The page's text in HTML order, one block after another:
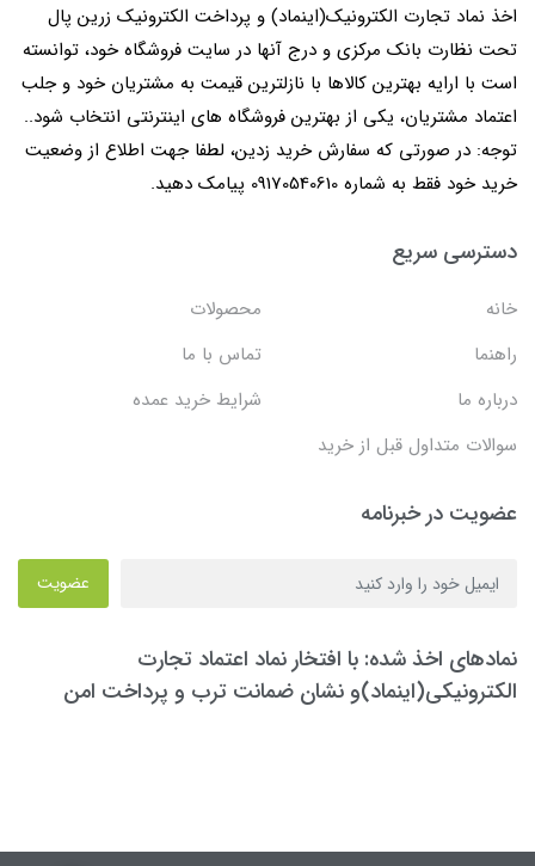
اخذ نماد تجارت الکترونیک(اینماد) و پرداخت الکترونیک زرین پال
تحت نظارت بانک مرکزی و درج آنها در سایت فروشگاه خود، توانسته
است با ارایه بهترین کالاها با نازلترین قیمت به مشتریان خود و جلب
اعتماد مشتریان، یکی از بهترین فروشگاه های اینترنتی انتخاب شود..
توجه: در صورتی که سفارش خرید زدین، لطفا جهت اطلاع از وضعیت
خرید خود فقط به شماره 09170540610 پیامک دهید.
دسترسی سریع
خانه
محصولات
راهنما
تماس با ما
درباره ما
شرایط خرید عمده
سوالات متداول قبل از خرید
عضویت در خبرنامه
عضویت
نمادهای اخذ شده: با افتخار نماد اعتماد تجارت
الکترونیکی(اینماد)و نشان ضمانت ترب و پرداخت امن